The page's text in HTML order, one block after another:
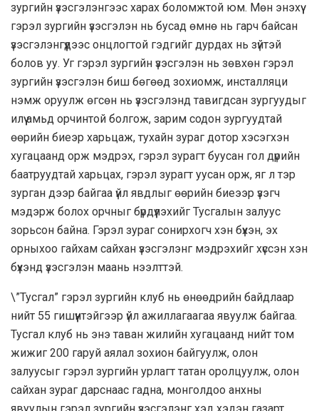
зургийн үзэсгэлэнгээс харах боломжтой юм. Мөн энэхүү
гэрэл зургийн үзэсгэлэн нь бусад өмнө нь гарч байсан
үзэсгэлэнгүүдээс онцлогтой гэдгийг дурдах нь зүйтэй
болов уу. Уг гэрэл зургийн үзэсгэлэн нь зөвхөн гэрэл
зургийн үзэсгэлэн биш бөгөөд зохиомж, инсталляци
нэмж оруулж өгсөн нь үзэсгэлэнд тавигдсан зургуудыг
илүү амьд орчинтой болгож, зарим содон зургуудтай
өөрийн биеэр харьцаж, тухайн зураг дотор хэсэгхэн
хугацаанд орж мэдрэх, гэрэл зурагт буусан гол дүрийн
баатруудтай харьцах, гэрэл зурагт уусан орж, яг л тэр
зурган дээр байгаа үйл явдлыг өөрийн биеээр үзэгч
мэдэрж болох орчныг бүрдүүлэхийг Тусгалын залуус
зорьсон байна. Гэрэл зураг сонирхогч хэн бүхэн, эх
орныхоо гайхам сайхан үзэсгэлэнг мэдрэхийг хүссэн хэн
бүхэнд үзэсгэлэн маань нээлттэй.
\”Тусгал” гэрэл зургийн клуб нь өнөөдрийн байдлаар
нийт 55 гишүүнтэйгээр үйл ажиллагаагаа явуулж байгаа.
Тусгал клуб нь энэ таван жилийн хугацаанд нийт том
жижиг 200 гаруй аялал зохион байгуулж, олон
залуусыг гэрэл зургийн урлагт татан оролцуулж, олон
сайхан зураг дарснаас гадна, монголдоо анхны